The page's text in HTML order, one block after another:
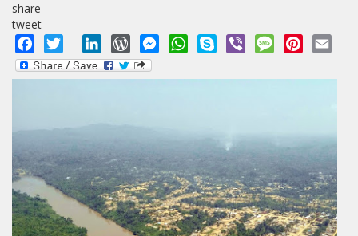
share
tweet
Facebook
Twitter LinkedInWordPressMessengerWhatsApp
Skype Viber MessagePinterest